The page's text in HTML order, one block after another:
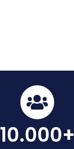
10.000+